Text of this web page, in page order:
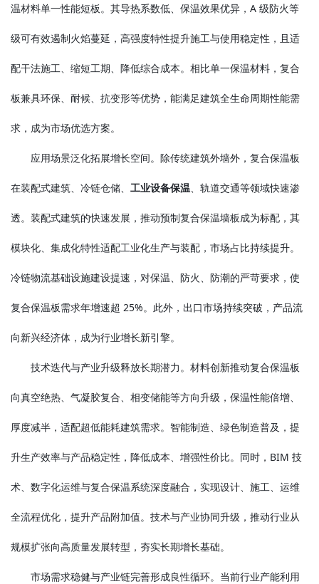
温材料单一性能短板。其导热系数低、保温效果优异，A 级防火等
级可有效遏制火焰蔓延，高强度特性提升施工与使用稳定性，且适
配干法施工、缩短工期、降低综合成本。相比单一保温材料，复合
板兼具环保、耐候、抗变形等优势，能满足建筑全生命周期性能需
求，成为市场优选方案。
应用场景泛化拓展增长空间。除传统建筑外墙外，复合保温板
在装配式建筑、冷链仓储、 工业设备保温 、轨道交通等领域快速渗
透。装配式建筑的快速发展，推动预制复合保温墙板成为标配，其
模块化、集成化特性适配工业化生产与装配，市场占比持续提升。
冷链物流基础设施建设提速，对保温、防火、防潮的严苛要求，使
复合保温板需求年增速超 25%。此外，出口市场持续突破，产品流
向新兴经济体，成为行业增长新引擎。
技术迭代与产业升级释放长期潜力。材料创新推动复合保温板
向真空绝热、气凝胶复合、相变储能等方向升级，保温性能倍增、
厚度减半，适配超低能耗建筑需求。智能制造、绿色制造普及，提
升生产效率与产品稳定性，降低成本、增强性价比。同时，BIM 技
术、数字化运维与复合保温系统深度融合，实现设计、施工、运维
全流程优化，提升产品附加值。技术与产业协同升级，推动行业从
规模扩张向高质量发展转型，夯实长期增长基础。
市场需求稳健与产业链完善形成良性循环。当前行业产能利用